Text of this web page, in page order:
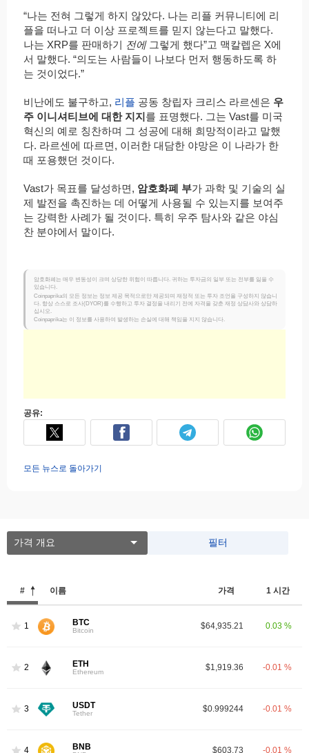
“나는 전혀 그렇게 하지 않았다. 나는 리플 커뮤니티에 리
플을 떠나고 더 이상 프로젝트를 믿지 않는다고 말했다.
나는 XRP를 판매하기 전에그렇게 했다”고 맥칼렙은 X에
서 말했다. “의도는 사람들이 나보다 먼저 행동하도록 하
는 것이었다.”
비난에도 불구하고, 리플 공동 창립자 크리스 라르센은 우
주 이니셔티브에 대한 지지를 표명했다. 그는 Vast를 미국
혁신의 예로 칭찬하며 그 성공에 대해 희망적이라고 말했
다. 라르센에 따르면, 이러한 대담한 야망은 이 나라가 한
때 포용했던 것이다.
Vast가 목표를 달성하면, 암호화폐 부가 과학 및 기술의 실
제 발전을 촉진하는 데 어떻게 사용될 수 있는지를 보여주
는 강력한 사례가 될 것이다. 특히 우주 탐사와 같은 야심
찬 분야에서 말이다.
암호화폐는 매우 변동성이 크며 상당한 위험이 따릅니다. 귀하는 투자금의 일부 또는 전부를 잃을 수
있습니다.
Coinpaprika의 모든 정보는 정보 제공 목적으로만 제공되며 재정적 또는 투자 조언을 구성하지 않습니
다. 항상 스스로 조사(DYOR)를 수행하고 투자 결정을 내리기 전에 자격을 갖춘 재정 상담사와 상담하
십시오.
Coinpaprika는 이 정보를 사용하여 발생하는 손실에 대해 책임을 지지 않습니다.
공유:
모든 뉴스로 돌아가기
가격 개요 필터
# 이름 가격 1 시간
1 BTC
Bitcoin $64,935.21 0.03 %
2 ETH
Ethereum $1,919.36 -0.01 %
3 USDT
Tether $0.999244 -0.01 %
4 BNB $603.73 -0.01 %